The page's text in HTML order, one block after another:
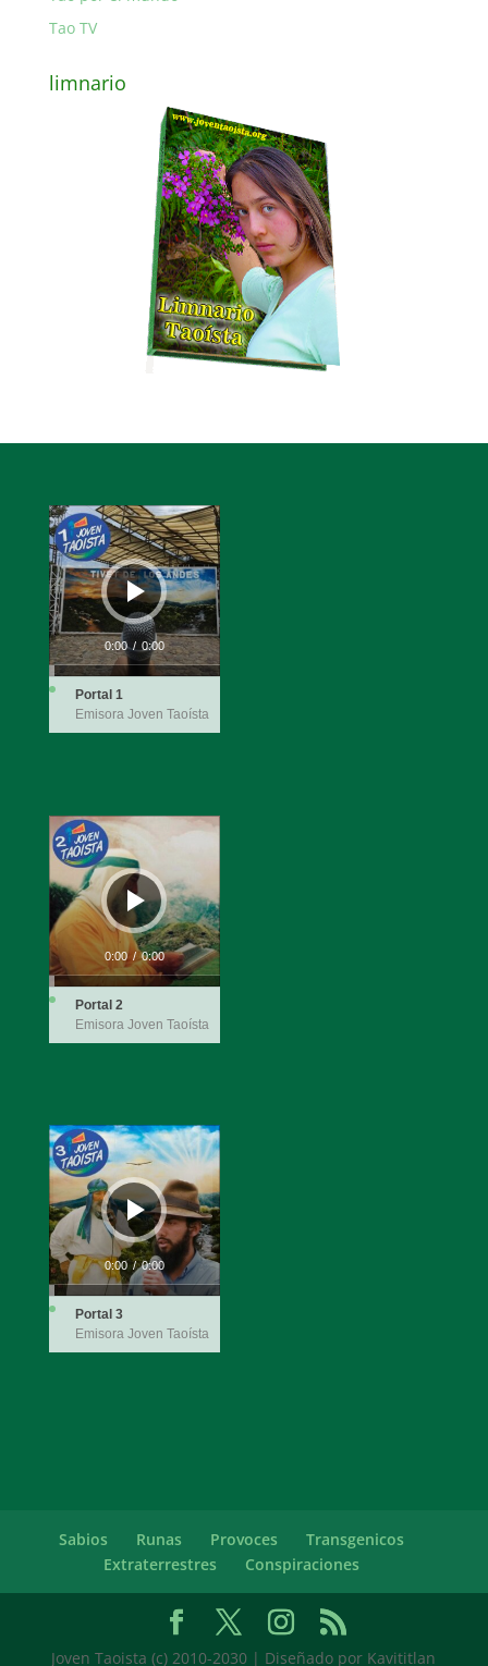
Tao TV
limnario
Reproductor
de
audio
0:00 / 0:00
Portal 1
Emisora Joven Taoísta
Reproductor
de
audio
0:00 / 0:00
Portal 2
Emisora Joven Taoísta
Reproductor
de
audio
0:00 / 0:00
Portal 3
Emisora Joven Taoísta
Sabios Runas Provoces
Transgenicos
Extraterrestres
Conspiraciones
Joven Taoista (c) 2010-2030 | Diseñado por Kavititlan